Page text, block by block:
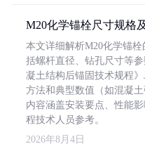
M20化学锚栓尺寸规格
本文详细解析M20化学锚
括螺杆直径、钻孔尺寸等
凝土结构后锚固技术规程
方法和典型数值（如混凝土
内容涵盖安装要点、性能
程技术人员参考。
2026年8月4日